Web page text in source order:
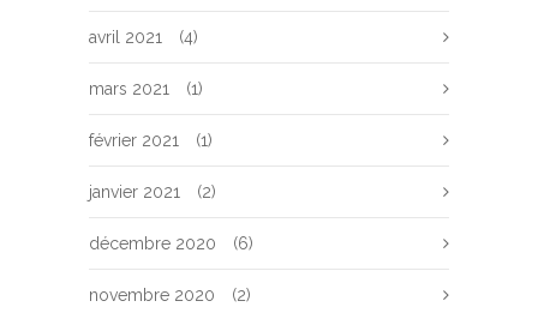
avril 2021 (4)
mars 2021 (1)
février 2021 (1)
janvier 2021 (2)
décembre 2020 (6)
novembre 2020 (2)